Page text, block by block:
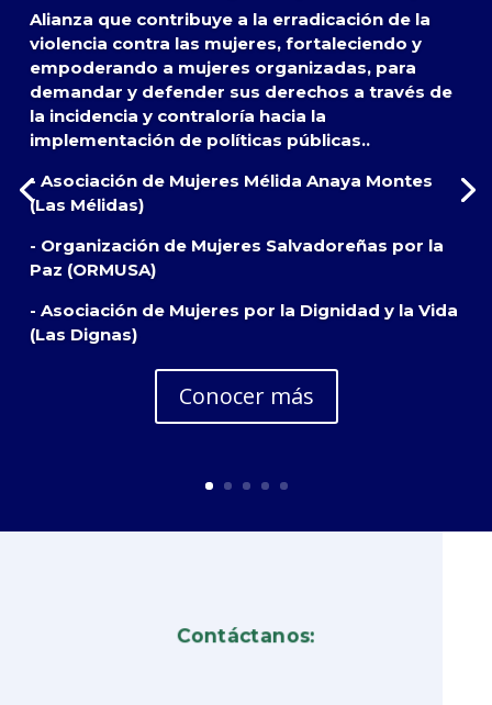
Alianza que contribuye a la erradicación de la
violencia contra las mujeres, fortaleciendo y
empoderando a mujeres organizadas, para
demandar y defender sus derechos a través de
la incidencia y contraloría hacia la
implementación de políticas públicas..
- Asociación de Mujeres Mélida Anaya Montes
(Las Mélidas)
- Organización de Mujeres Salvadoreñas por la
Paz (ORMUSA)
- Asociación de Mujeres por la Dignidad y la Vida
(Las Dignas)
Conocer más
Contáctanos: